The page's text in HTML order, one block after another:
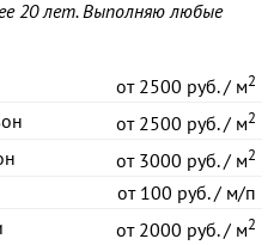
20 лет. Выполняю любые
от2500 руб. / м2
от2500 руб. / м2
от3000 руб. / м2
от100 руб. / м/п
от2000 руб. / м2